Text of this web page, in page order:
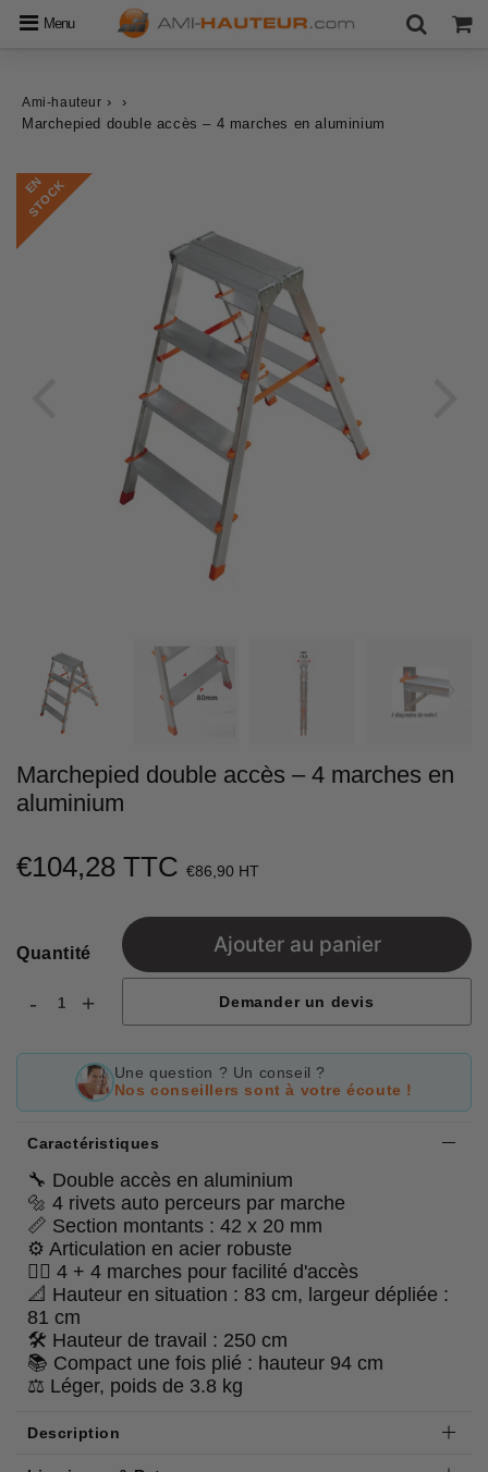
Menu
Ami-hauteur ›
›
Marchepied double accès – 4 marches en aluminium
E
N
S
T
O
C
K
Marchepied double accès – 4 marches en
aluminium
€104,28 TTC €86,90 HT
Quantité
- +
Ajouter au panier
Demander un devis
Une question ? Un conseil ?
Nos conseillers sont à votre écoute !
Caractéristiques
🔧 Double accès en aluminium
🔩 4 rivets auto perceurs par marche
📏 Section montants : 42 x 20 mm
⚙️ Articulation en acier robuste
🚶‍♂️ 4 + 4 marches pour facilité d'accès
📐 Hauteur en situation : 83 cm, largeur dépliée :
81 cm
🛠 Hauteur de travail : 250 cm
📚 Compact une fois plié : hauteur 94 cm
⚖️ Léger, poids de 3.8 kg
Description